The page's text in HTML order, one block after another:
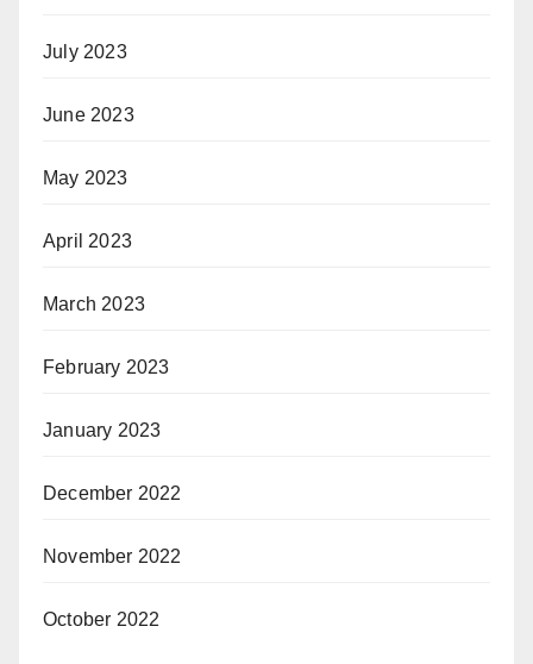
July 2023
June 2023
May 2023
April 2023
March 2023
February 2023
January 2023
December 2022
November 2022
October 2022